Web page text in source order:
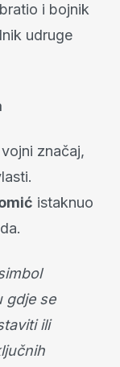
i bojnik
udruge
značaj,
istaknuo
gdje se
ili